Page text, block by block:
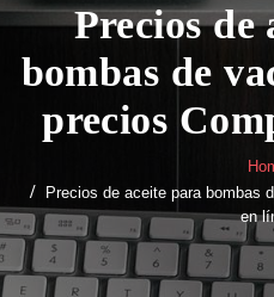
Precios de
bombas de
precios
Precios de aceite para bombas
en